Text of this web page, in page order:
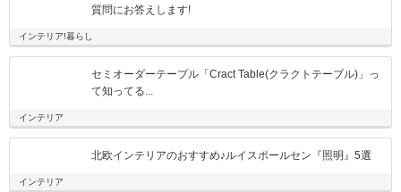
質問にお答えします!
インテリア!暮らし
セミオーダーテーブル「Cract Table(クラクトテーブル)」っ
て知ってる...
インテリア
北欧インテリアのおすすめ♪ルイスポールセン『照明』5選
インテリア